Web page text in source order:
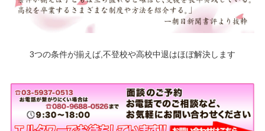
3つの条件が揃えば,不登校や高校中退はほぼ解決します